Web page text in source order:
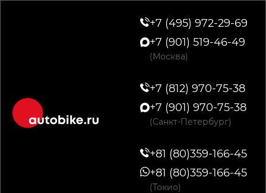
+7 (495) 972-29-69
+7 (901) 519-46-49
(Москва)
+7 (812) 970-75-38
+7 (901) 970-75-38
(Санкт-Петербург)
+81 (80)359-166-45
+81 (80)359-166-45
(Токио)